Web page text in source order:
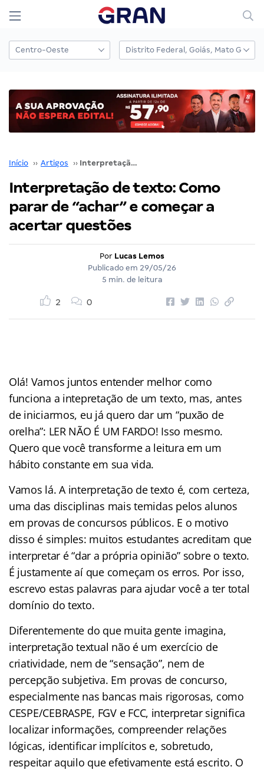
Início ›› Artigos ›› Interpretação de texto: Como parar de “achar” e começar a acertar questões
Interpretação de texto: Como
parar de “achar” e começar a
acertar questões
Por Lucas Lemos
Publicado em 29/05/26
5 min. de leitura
2 0
Olá! Vamos juntos entender melhor como
funciona a intepretação de um texto, mas, antes
de iniciarmos, eu já quero dar um “puxão de
orelha”: LER NÃO É UM FARDO! Isso mesmo.
Quero que você transforme a leitura em um
hábito constante em sua vida.
Vamos lá. A interpretação de texto é, com certeza,
uma das disciplinas mais temidas pelos alunos
em provas de concursos públicos. E o motivo
disso é simples: muitos estudantes acreditam que
interpretar é “dar a própria opinião” sobre o texto.
É justamente aí que começam os erros. Por isso,
escrevo estas palavras para ajudar você a ter total
domínio do texto.
Diferentemente do que muita gente imagina,
interpretação textual não é um exercício de
criatividade, nem de “sensação”, nem de
percepção subjetiva. Em provas de concurso,
especialmente nas bancas mais rigorosas, como
CESPE/CEBRASPE, FGV e FCC, interpretar significa
localizar informações, compreender relações
lógicas, identificar implícitos e, sobretudo,
respeitar aquilo que efetivamente está escrito. O